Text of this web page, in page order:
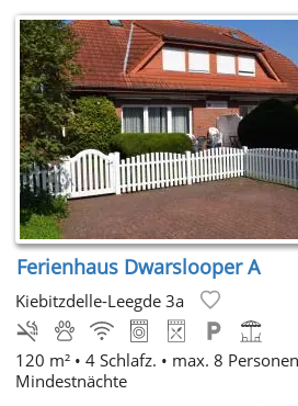
Ferienhaus Dwarslooper A
Kiebitzdelle-Leegde 3a
120 m² • 4 Schlafz. • max. 8
Mindestnächte